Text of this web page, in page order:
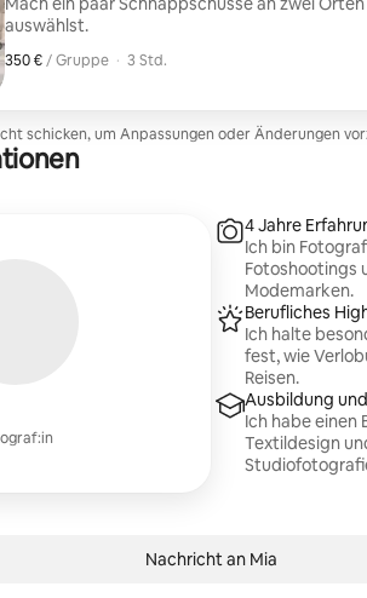
auswählst.
350 € / Gruppe
350 € pro Gruppe
, · 3 Std.
schicken, um Anpassungen oder Änderungen
4 Jahre
Ich bin
Fotoshootings
Modemarken.
Berufliches
Ich halte
fest, wie
Reisen.
Ausbildung
Ich habe einen
Textildesign
Nachricht an Mia